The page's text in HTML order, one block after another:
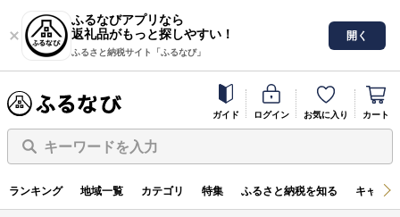
ふるなびアプリなら
返礼品がもっと探しやすい！
ふるさと納税サイト「ふるなび」
開く
ガイド ログイン お気に入り カート
キーワードを入力
ランキング 地域一覧 カテゴリ 特集 ふるさと納税を知る キャン